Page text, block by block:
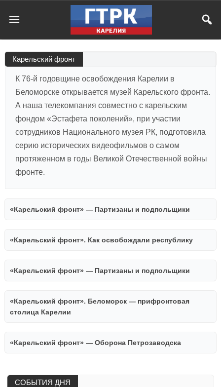
Карельский фронт
К 76-й годовщине освобождения Карелии в
Беломорске открывается музей Карельского фронта.
А наша телекомпания совместно с карельским
фондом «Эстафета поколений», при участии
сотрудников Национального музея РК, подготовила
серию исторических видеофильмов о самом
протяженном в годы Великой Отечественной войны
фронте.
«Карельский фронт» — Партизаны и подпольщики
«Карельский фронт». Как освобождали республику
«Карельский фронт» — Партизаны и подпольщики
«Карельский фронт». Беломорск — прифронтовая
столица Карелии
«Карельский фронт» — Оборона Петрозаводска
СОБЫТИЯ ДНЯ